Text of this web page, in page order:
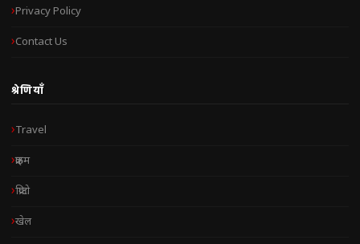
Privacy Policy
Contact Us
श्रेणियाँ
Travel
क्राइम
क्रिप्टो
खेल